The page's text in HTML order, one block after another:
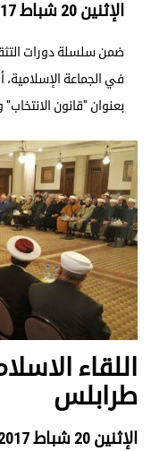
الإثنين 20 شباط 2017
ضمن سلسلة دورات
بعنوان "قانون الانتخاب"
اللقاء
طرابلس
الإثنين 20 شباط 2017